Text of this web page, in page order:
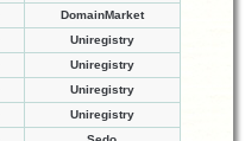
DomainMarket
Uniregistry
Uniregistry
Uniregistry
Uniregistry